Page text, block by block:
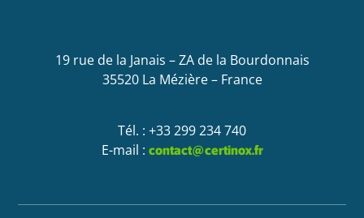
19 rue de la Janais – ZA de la Bourdonnais
35520 La Mézière – France
Tél. : +33 299 234 740
E-mail : contact@certinox.fr